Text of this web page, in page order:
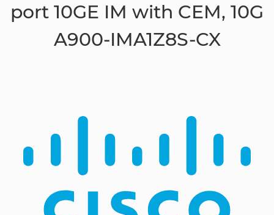
port 10GE IM with CEM, 10G
A900-IMA1Z8S-CX